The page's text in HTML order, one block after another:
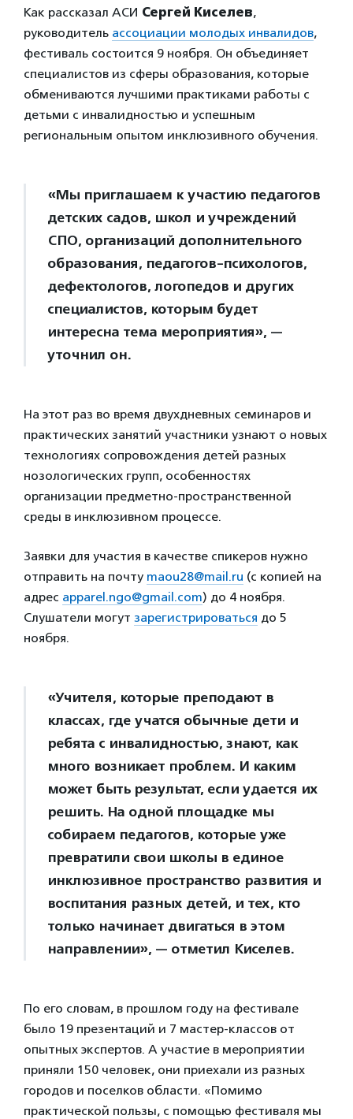
Как рассказал АСИ Сергей Киселев,
руководитель ассоциации молодых инвалидов,
фестиваль состоится 9 ноября. Он объединяет
специалистов из сферы образования, которые
обмениваются лучшими практиками работы с
детьми с инвалидностью и успешным
региональным опытом инклюзивного обучения.
«Мы приглашаем к участию педагогов
детских садов, школ и учреждений
СПО, организаций дополнительного
образования, педагогов-психологов,
дефектологов, логопедов и других
специалистов, которым будет
интересна тема мероприятия», —
уточнил он.
На этот раз во время двухдневных семинаров и
практических занятий участники узнают о новых
технологиях сопровождения детей разных
нозологических групп, особенностях
организации предметно-пространственной
среды в инклюзивном процессе.
Заявки для участия в качестве спикеров нужно
отправить на почту maou28@mail.ru (с копией на
адрес apparel.ngo@gmail.com) до 4 ноября.
Слушатели могут зарегистрироваться до 5
ноября.
«Учителя, которые преподают в
классах, где учатся обычные дети и
ребята с инвалидностью, знают, как
много возникает проблем. И каким
может быть результат, если удается их
решить. На одной площадке мы
собираем педагогов, которые уже
превратили свои школы в единое
инклюзивное пространство развития и
воспитания разных детей, и тех, кто
только начинает двигаться в этом
направлении», — отметил Киселев.
По его словам, в прошлом году на фестивале
было 19 презентаций и 7 мастер-классов от
опытных экспертов. А участие в мероприятии
приняли 150 человек, они приехали из разных
городов и поселков области. «Помимо
практической пользы, с помощью фестиваля мы